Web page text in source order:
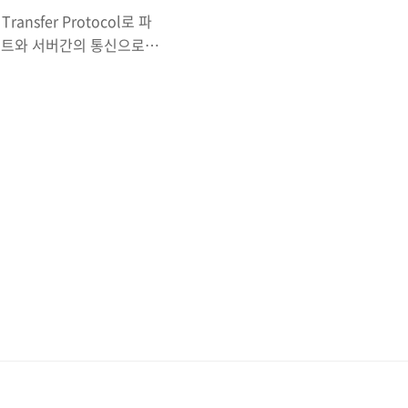
Transfer Protocol로 파
와 서버간의 통신으로
그것이 바로 Passive